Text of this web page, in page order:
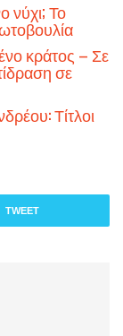
νύχι; Το
κράτος – Σε
σε
Τίτλοι
TWEET